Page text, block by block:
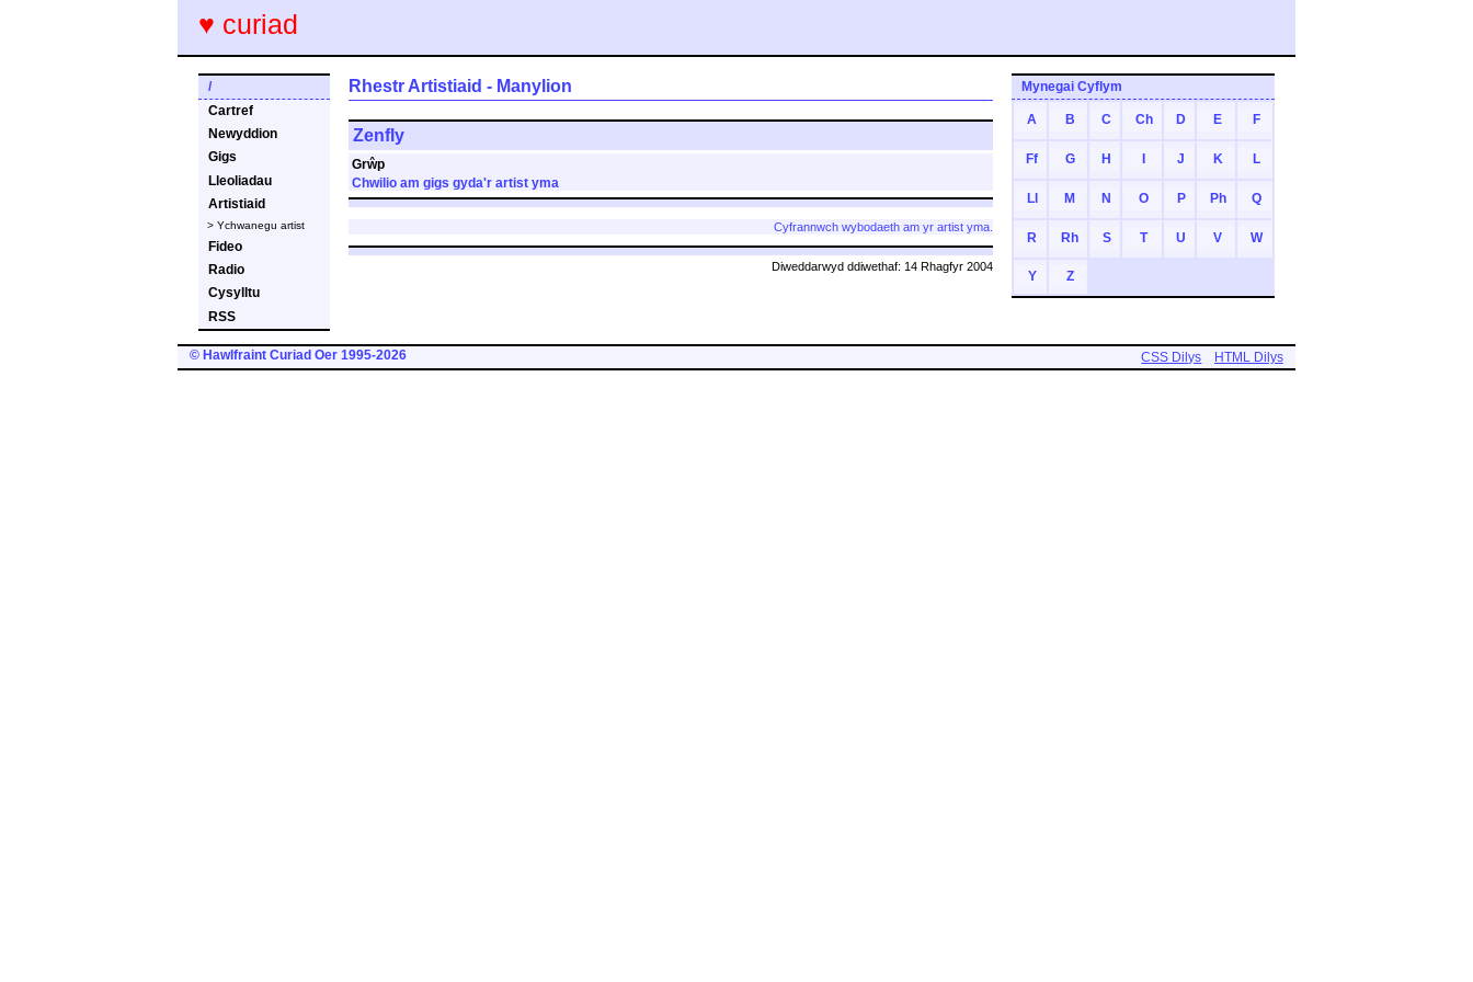
♥ curiad
/
Cartref
Newyddion
Gigs
Lleoliadau
Artistiaid
> Ychwanegu artist
Fideo
Radio
Cysylltu
RSS
Mynegai Cyflym
A B C Ch D E F
Ff G H I J K L
Ll M N O P Ph Q
R Rh S T U V W
Y Z
Rhestr Artistiaid - Manylion
Zenfly
Grŵp
Chwilio am gigs gyda'r artist yma
Cyfrannwch wybodaeth am yr artist yma.
Diweddarwyd ddiwethaf: 14 Rhagfyr 2004
HTML Dilys
CSS Dilys
© Hawlfraint Curiad Oer 1995-2026